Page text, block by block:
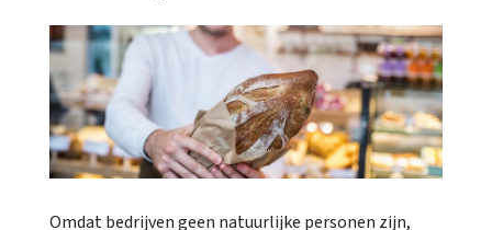
Omdat bedrijven geen natuurlijke personen zijn,